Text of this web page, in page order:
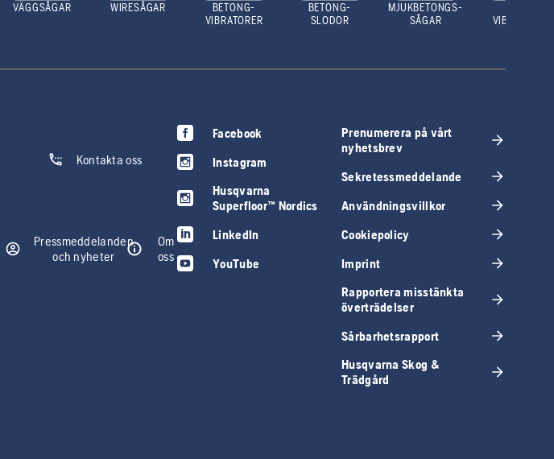
VÄGGSÅGAR WIRESÅGAR
BETONG-
VIBRATORER
BETONG-
SLODOR
MJUKBETONGS-
SÅGAR
VIBRATORER
Kontakta oss
Pressmeddelanden
och nyheter
Om
oss
Facebook
Instagram
Husqvarna
Superfloor™ Nordics
LinkedIn
YouTube
Prenumerera på vårt
nyhetsbrev
Sekretessmeddelande
Användningsvillkor
Cookiepolicy
Imprint
Rapportera misstänkta
överträdelser
Sårbarhetsrapport
Husqvarna Skog &
Trädgård